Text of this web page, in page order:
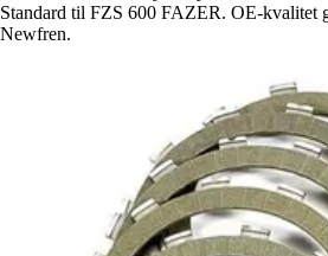
Standard til FZS 600 FAZER. OE-kvalitet
Newfren.